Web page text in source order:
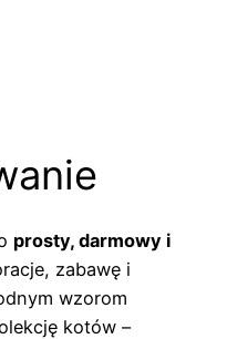
prosty, darmowy i
zabawę i
wzorom
kotów –